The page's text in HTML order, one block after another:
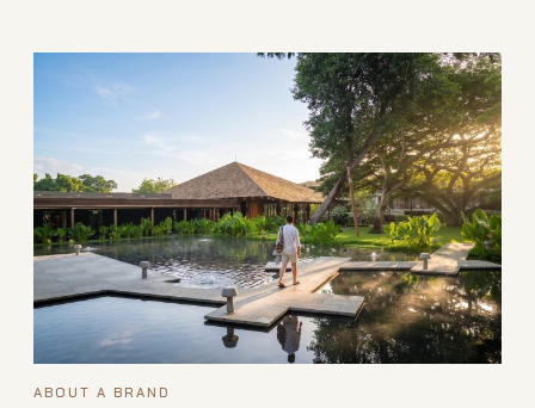
ABOUT A BRAND